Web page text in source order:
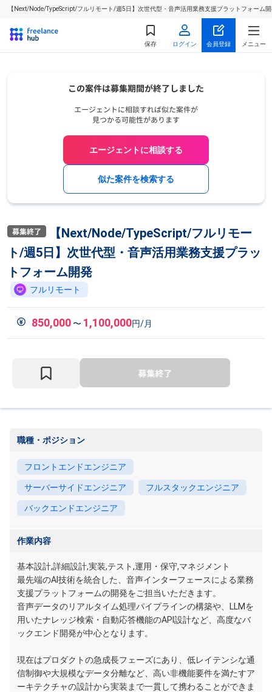
【Next/Node/TypeScript/フルリモート/週5日】次世代型・音声活用業務支援プラットフォーム
保存 ログイン 会員登録 メニュー
エージェントに相談する
似た案件を検索する
【Next/Node/TypeScript/フルリモー
ト/週5日】次世代型・音声活用業務支援プラッ
トフォーム開発
フルリモート
850,000 〜 1,100,000円/月
職種・ポジション
フロントエンドエンジニア
サーバーサイドエンジニア フルスタックエンジニア
バックエンドエンジニア
作業内容
基本設計,詳細設計,実装,テスト,運用・保守,マネジメント
最先端のAI技術を統合した、音声インターフェースによる業務
支援プラットフォームの開発をご担当いただきます。
音声データのリアルタイム処理パイプラインの構築や、LLMを
用いたナレッジ検索・自動応答機能のAPI設計など、高度なバ
ックエンド開発が中心となります。
現在はプロダクトの急成長フェーズにあり、低レイテンシな通
信制御や大規模なデータ分離など、高い非機能要件を満たすア
ーキテクチャの設計から実装まで一貫して携わることができま